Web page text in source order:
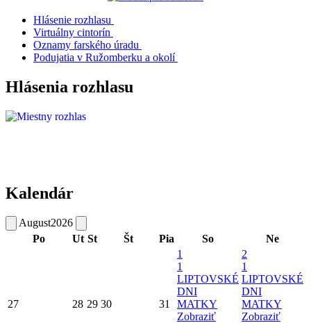
Hlásenie rozhlasu
Virtuálny cintorín
Oznamy farského úradu
Podujatia v Ružomberku a okolí
Hlásenia rozhlasu
Kalendár
August2026
Po
Ut St Št Pia So Ne
27 28 29 30 31
1
1
LIPTOVSKÉ
DNI
MATKY
Zobraziť
2
1
LIPTOVSKÉ
DNI
MATKY
Zobraziť